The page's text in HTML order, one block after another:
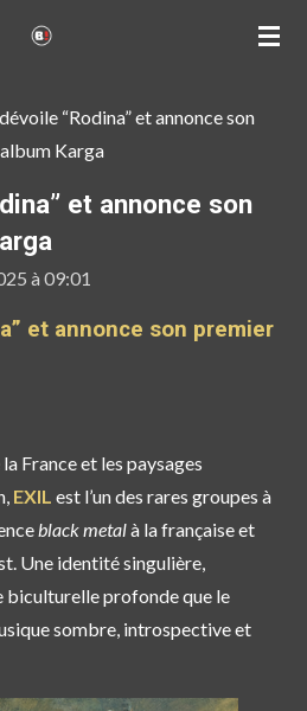
“Rodina” et annonce son
Karga
et annonce son
à 09:01
et annonce son premier
Franceet les paysages
, EXIL est l’un des rares groupes à
black metalà la française et
. Une identité singulière,
biculturelle profonde que le
sombre, introspective et